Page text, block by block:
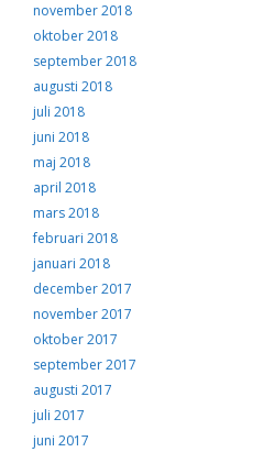
november 2018
oktober 2018
september 2018
augusti 2018
juli 2018
juni 2018
maj 2018
april 2018
mars 2018
februari 2018
januari 2018
december 2017
november 2017
oktober 2017
september 2017
augusti 2017
juli 2017
juni 2017